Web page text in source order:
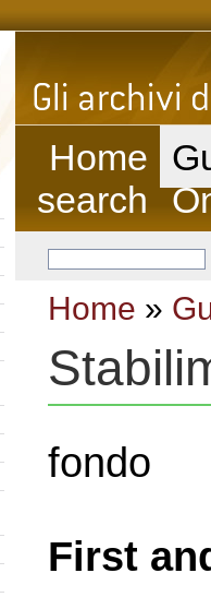
Home
search
Home »
fondo
First